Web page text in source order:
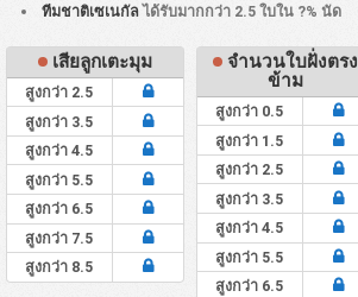
ทีมชาติเซเนกัลได้รับมากกว่า 2.5 ใบใน ?% นัด
เสียลูกเตะมุม
สูงกว่า 2.5
สูงกว่า 3.5
สูงกว่า 4.5
สูงกว่า 5.5
สูงกว่า 6.5
สูงกว่า 7.5
สูงกว่า 8.5
จำนวนใบฝั่งตรง
ข้าม
สูงกว่า 0.5
สูงกว่า 1.5
สูงกว่า 2.5
สูงกว่า 3.5
สูงกว่า 4.5
สูงกว่า 5.5
สูงกว่า 6.5